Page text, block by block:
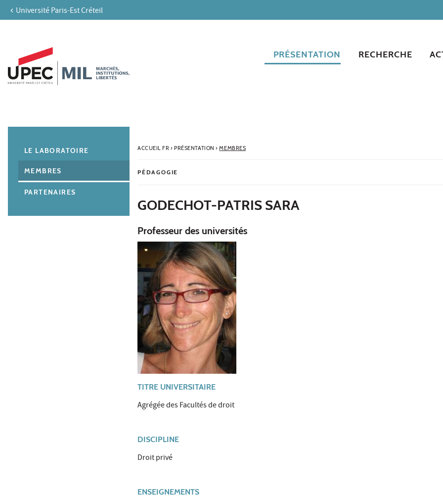
Aller au contenu
Recherche
Navigation secondaire
Université Paris-Est Créteil
PRÉSENTATION RECHERCHE
ACCUEIL FR› PRÉSENTATION› MEMBRES
PÉDAGOGIE
GODECHOT-PATRIS SARA
Professeur des universités
TITRE UNIVERSITAIRE
Agrégée des Facultés de droit
DISCIPLINE
Droit privé
ENSEIGNEMENTS
LE LABORATOIRE
MEMBRES
PARTENAIRES